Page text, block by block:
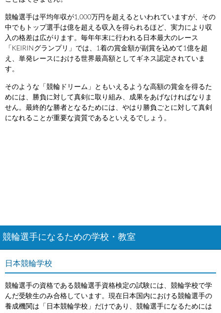
競輪選手は平均年収が1,000万円を超えるといわれていますが、その
中でもトップ選手は億を超える収入を得られるほど、実力により収
入の格差は広がります。毎年年末に行われる日本最大のレース
「KEIRINグランプリ」では、1着の賞金額が副賞を込めて1億を超
え、単発レースにおける世界最高額としてギネス認定されていま
す。
そのような「競輪ドリーム」ともいえるような高額の賞金を得るた
めには、勝負に対して真剣に取り組み、成果をあげなければなりま
せん。最終的な勝者となるためには、やはり勝負ごとに対して真剣
になれることが重要な資質であるといえるでしょう。
競輪選手になるための学校・教室
日本競輪学校
競輪選手の資格である競輪選手資格検定の試験には、競輪学校で学
んだ受験生のみ合格しています。現在日本国内における競輪選手の
養成機関は「日本競輪学校」だけであり、競輪選手になるためには